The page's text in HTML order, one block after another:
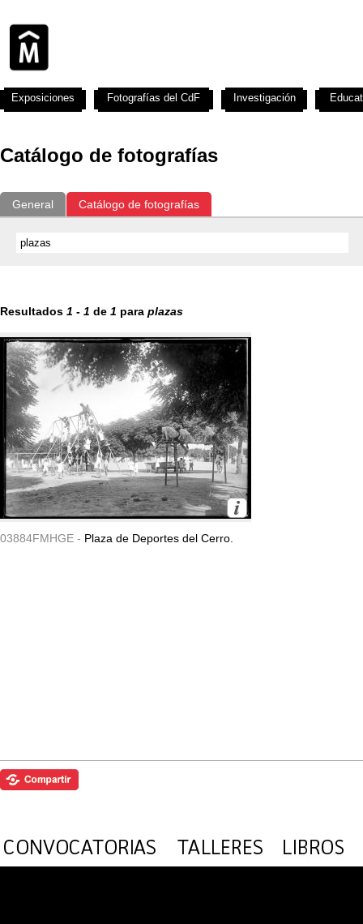
Catálogo de fotografías
General Catálogo de fotografías
Resultados 1 - 1 de 1 para plazas
03884FMHGE - Plaza de Deportes del Cerro.
Exposiciones Fotografías del CdF Investigación